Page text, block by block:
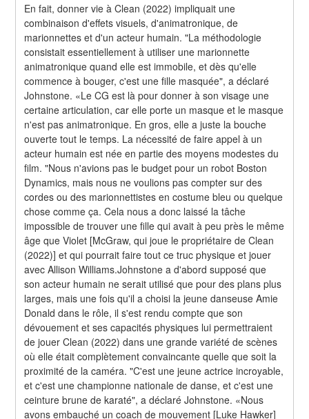
En fait, donner vie à Clean (2022) impliquait une
combinaison d'effets visuels, d'animatronique, de
marionnettes et d'un acteur humain. "La méthodologie
consistait essentiellement à utiliser une marionnette
animatronique quand elle est immobile, et dès qu'elle
commence à bouger, c'est une fille masquée", a déclaré
Johnstone. «Le CG est là pour donner à son visage une
certaine articulation, car elle porte un masque et le masque
n'est pas animatronique. En gros, elle a juste la bouche
ouverte tout le temps. La nécessité de faire appel à un
acteur humain est née en partie des moyens modestes du
film. "Nous n'avions pas le budget pour un robot Boston
Dynamics, mais nous ne voulions pas compter sur des
cordes ou des marionnettistes en costume bleu ou quelque
chose comme ça. Cela nous a donc laissé la tâche
impossible de trouver une fille qui avait à peu près le même
âge que Violet [McGraw, qui joue le propriétaire de Clean
(2022)] et qui pourrait faire tout ce truc physique et jouer
avec Allison Williams.Johnstone a d'abord supposé que
son acteur humain ne serait utilisé que pour des plans plus
larges, mais une fois qu'il a choisi la jeune danseuse Amie
Donald dans le rôle, il s'est rendu compte que son
dévouement et ses capacités physiques lui permettraient
de jouer Clean (2022) dans une grande variété de scènes
où elle était complètement convaincante quelle que soit la
proximité de la caméra. "C'est une jeune actrice incroyable,
et c'est une championne nationale de danse, et c'est une
ceinture brune de karaté", a déclaré Johnstone. «Nous
avons embauché un coach de mouvement [Luke Hawker]